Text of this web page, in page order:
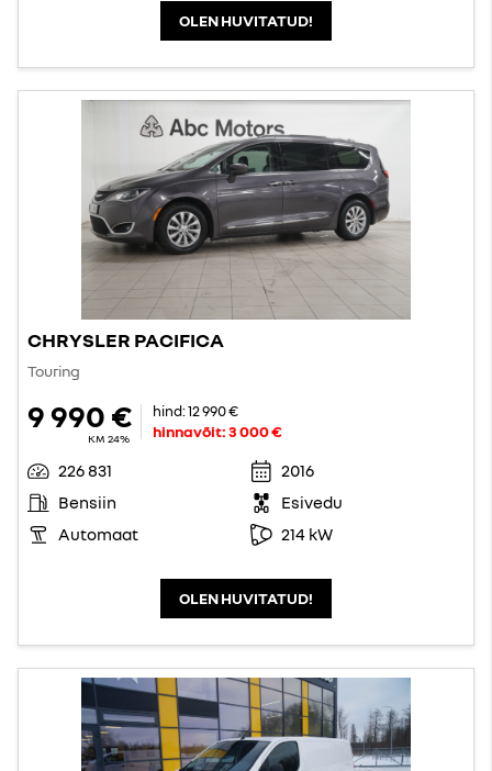
OLEN HUVITATUD!
CHRYSLER PACIFICA
Touring
9 990 €
KM 24%
hind:12 990 €
hinnavõit:3 000 €
226 831
2016
Bensiin
Esivedu
Automaat
214 kW
OLEN HUVITATUD!